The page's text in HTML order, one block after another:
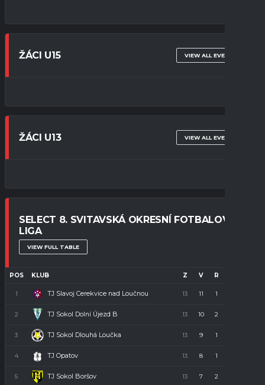
ŽÁCI U15 VIEW ALL EVENTS
ŽÁCI U13 VIEW ALL EVENTS
SELECT 8. SVITAVSKÁ OKRESNÍ FOTBALOVÁ
LIGA
VIEW FULL TABLE
POS KLUB Z V R
1 TJ Slavoj Cerekvice nad Loučnou 13 11 1
2 TJ Sokol Dolní Újezd B 13 10 2
3 TJ Sokol Dlouhá Loučka 13 9 1
4 TJ Opatov 13 8 1
5 TJ Sokol Boršov 13 7 2